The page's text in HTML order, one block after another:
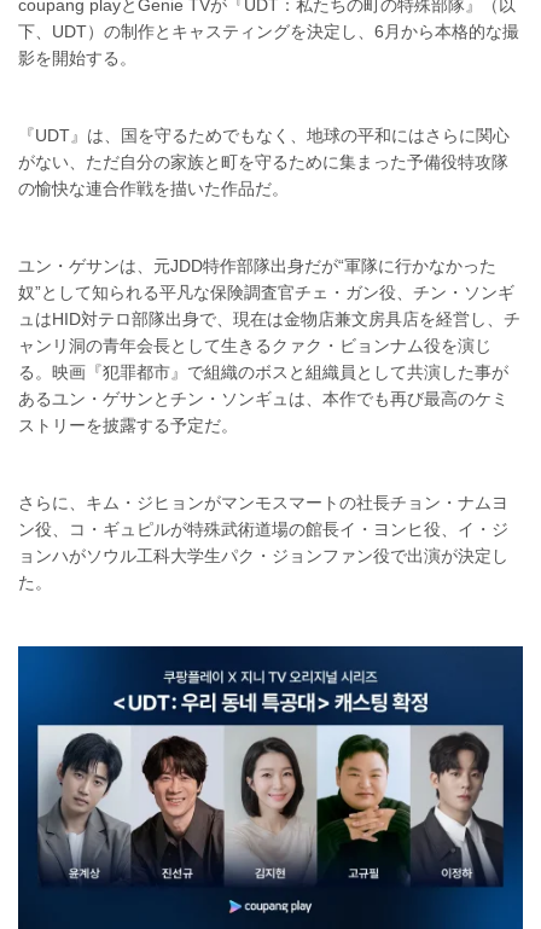
coupang playとGenie TVが『UDT：私たちの町の特殊部隊』（以
下、UDT）の制作とキャスティングを決定し、6月から本格的な撮
影を開始する。
『UDT』は、国を守るためでもなく、地球の平和にはさらに関心
がない、ただ自分の家族と町を守るために集まった予備役特攻隊
の愉快な連合作戦を描いた作品だ。
ユン・ゲサンは、元JDD特作部隊出身だが“軍隊に行かなかった
奴”として知られる平凡な保険調査官チェ・ガン役、チン・ソンギ
ュはHID対テロ部隊出身で、現在は金物店兼文房具店を経営し、チ
ャンリ洞の青年会長として生きるクァク・ビョンナム役を演じ
る。映画『犯罪都市』で組織のボスと組織員として共演した事が
あるユン・ゲサンとチン・ソンギュは、本作でも再び最高のケミ
ストリーを披露する予定だ。
さらに、キム・ジヒョンがマンモスマートの社長チョン・ナムヨ
ン役、コ・ギュピルが特殊武術道場の館長イ・ヨンヒ役、イ・ジ
ョンハがソウル工科大学生パク・ジョンファン役で出演が決定し
た。